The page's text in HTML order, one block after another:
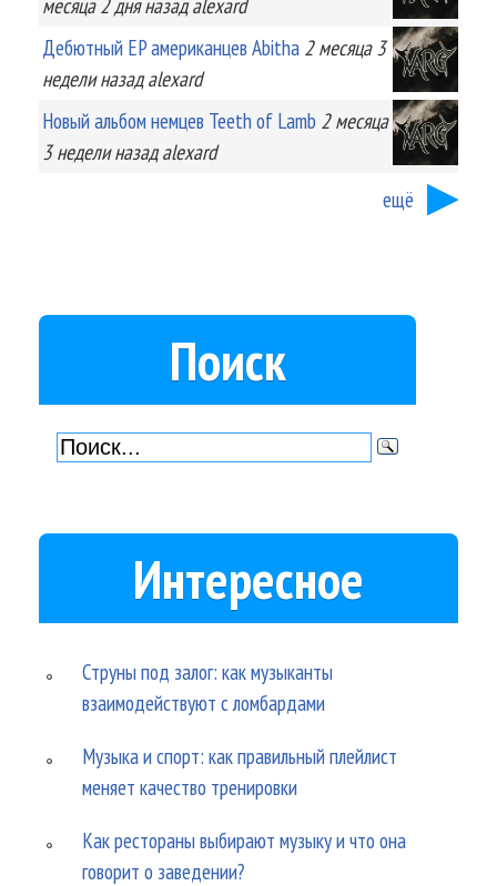
Дебютный EP американцев Abitha 2 месяца 3
неделиназад alexard
Новый альбом немцев Teeth of Lamb 2 месяца
3 неделиназад alexard
ещё
Поиск
Интересное
Струны под залог: как музыканты
взаимодействуют с ломбардами
Музыка и спорт: как правильный плейлист
меняет качество тренировки
Как рестораны выбирают музыку и что она
говорит о заведении?